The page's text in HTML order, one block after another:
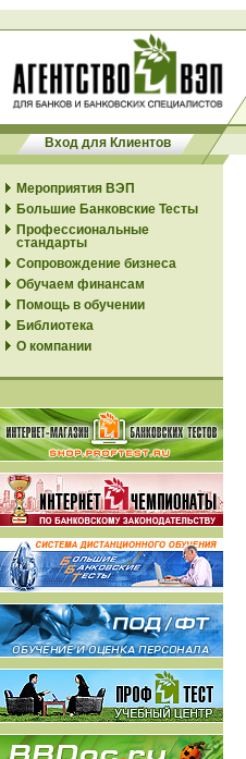
Вход для Клиентов
Мероприятия ВЭП
Большие Банковские Тесты
Профессиональные
стандарты
Сопровождение бизнеса
Обучаем финансам
Помощь в обучении
Библиотека
О компании